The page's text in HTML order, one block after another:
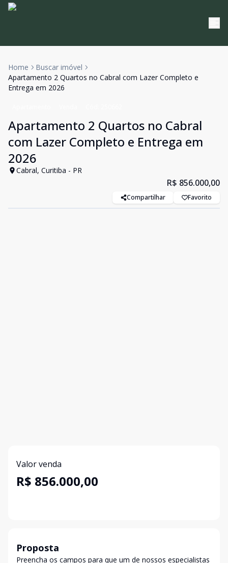
Home
Buscar imóvel
Apartamento 2 Quartos no Cabral com Lazer Completo e
Entrega em 2026
Apartamento 2 Quartos no Cabral
com Lazer Completo e Entrega em
2026
Cabral, Curitiba - PR
R$ 856.000,00
Compartilhar Favorito
Valor venda
R$ 856.000,00
Proposta
Preencha os campos para que um de nossos especialistas